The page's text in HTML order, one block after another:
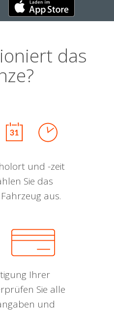
das
und -zeit
Sie das
aus.
Ihrer
Sie alle
und